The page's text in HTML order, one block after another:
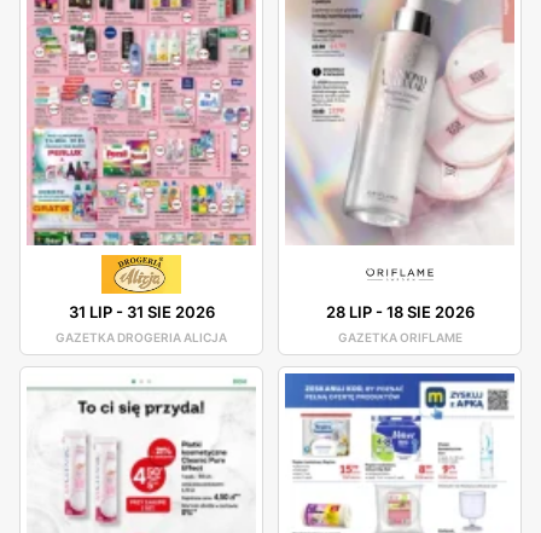
31 LIP- 31 SIE 2026
GAZETKA DROGERIA ALICJA
28 LIP-18 SIE 2026
GAZETKA ORIFLAME